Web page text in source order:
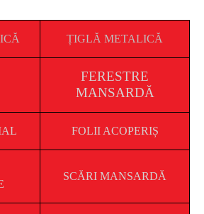
ȚIGLĂ METALICĂ
FERESTRE
MANSARDĂ
FOLII ACOPERIȘ
SCĂRI MANSARDĂ